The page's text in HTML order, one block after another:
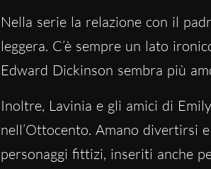
Nella serie la relazione con il
leggera. C’è sempre un lato
Edward Dickinson sembra più
Inoltre, Lavinia e gli amici di
nell’Ottocento. Amano divertirsi
personaggi fittizi, inseriti anche